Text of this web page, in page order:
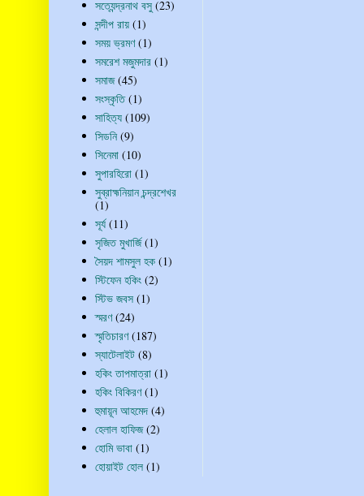
সত্যেন্দ্রনাথ বসু (23)
সন্দীপ রায় (1)
সময় ভ্রমণ (1)
সমরেশ মজুমদার (1)
সমাজ (45)
সংস্কৃতি (1)
সাহিত্য (109)
সিডনি (9)
সিনেমা (10)
সুপারহিরো (1)
সুব্রাহ্মনিয়ান চন্দ্রশেখর
(1)
সূর্য (11)
সৃজিত মুখার্জি (1)
সৈয়দ শামসুল হক (1)
স্টিফেন হকিং (2)
স্টিভ জবস (1)
স্মরণ (24)
স্মৃতিচারণ (187)
স্যাটেলাইট (8)
হকিং তাপমাত্রা (1)
হকিং বিকিরণ (1)
হুমায়ূন আহমেদ (4)
হেলাল হাফিজ (2)
হোমি ভাবা (1)
হোয়াইট হোল (1)